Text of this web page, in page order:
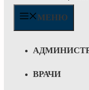
МЕНЮ
ВРАЧИ